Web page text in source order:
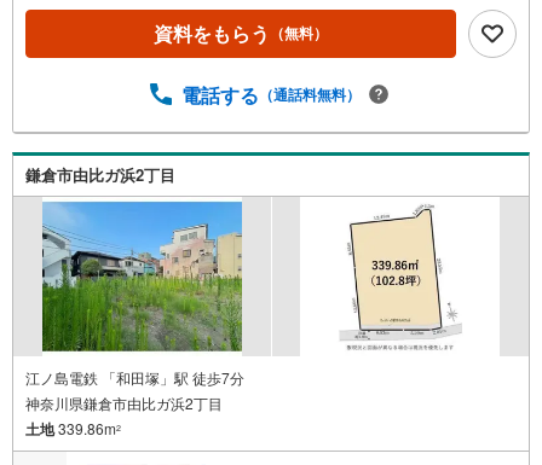
える大切なプロセスです。逗子・葉山には、海を望む戸建
て、緑豊かな住宅街、趣のある古民家など、さまざまな魅
ニティの魅力まで、リアルな情報をお伝えしながら、お客
も海のそばで過ごしたい」「将来的に移住を考えている」
「理想の住まいを見つけたい」-- そんな思いをお持ちの方
は、ぜひ私たちにご相談ください。逗子・葉山の魅力を知
り尽くしたプロとして、皆さまの新しい暮らしの第一歩を
全力でサポートいたします。どうぞお気軽にお問い合わせ
ください。
資料をもらう （無料）
電話する （通話料無料）
鎌倉市由比ガ浜2丁目
江ノ島電鉄 「和田塚」駅 徒歩7分
神奈川県鎌倉市由比ガ浜2丁目
土地339.86m2